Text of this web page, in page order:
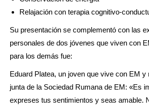
Relajación con terapia cognitivo-
Su presentación se complementó con las
personales de dos jóvenes que viven con
para los demás fue:
Eduard Platea, un joven que vive con EM y
junta de la Sociedad Rumana de EM: «Es
expreses tus sentimientos y seas amable.